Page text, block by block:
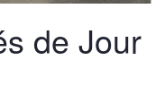
de Jour